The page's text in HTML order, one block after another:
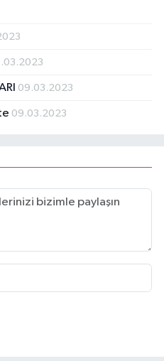
09.03.2023
09.03.2023